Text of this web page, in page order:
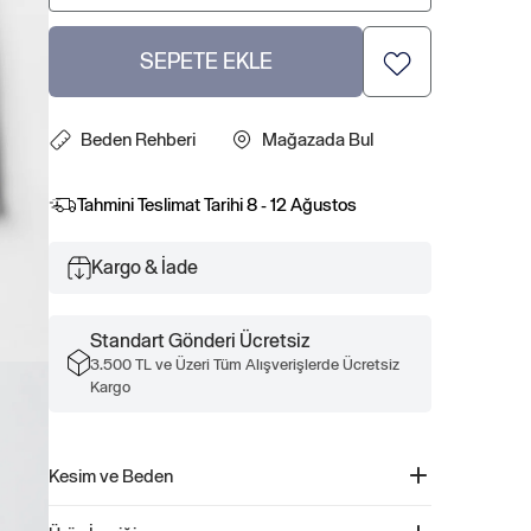
SEPETE EKLE
Beden Rehberi Mağazada Bul
Tahmini Teslimat Tarihi8 - 12 Ağustos
Kargo & İade
Standart Gönderi Ücretsiz
3.500 TL ve Üzeri Tüm Alışverişlerde Ücretsiz
Kargo
Kesim ve Beden